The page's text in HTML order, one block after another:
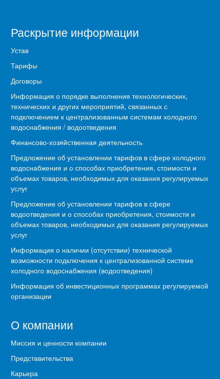
Раскрытие информации
Устав
Тарифы
Договоры
Информация о порядке выполнения технологических,
технических и других мероприятий, связанных с
подключением к централизованным системам холодного
водоснабжения / водоотведения
Финансово-хозяйственная деятельность
Предложение об установлении тарифов в сфере холодного
водоснабжения и о способах приобретения, стоимости и
объемах товаров, необходимых для оказания регулируемых
услуг
Предложение об установлении тарифов в сфере
водоотведения и о способах приобретения, стоимости и
объемах товаров, необходимых для оказания регулируемых
услуг
Информация о наличии (отсутствии) технической
возможности подключения к централизованной системе
холодного водоснабжения (водоотведения)
Информация об инвестиционных программах регулируемой
организации
О компании
Миссия и ценности компании
Представительства
Карьера